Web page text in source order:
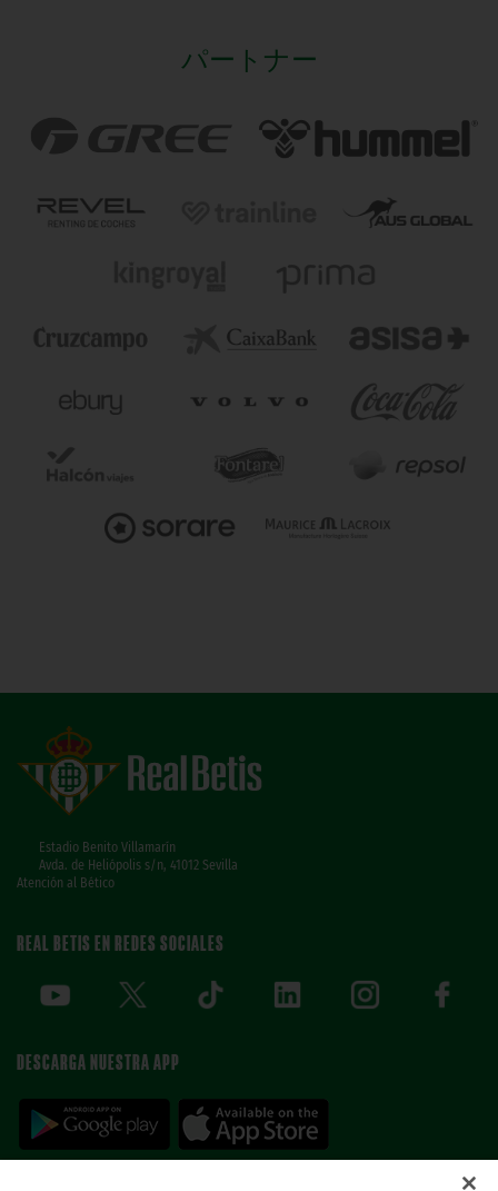
パートナー
Estadio Benito Villamarín
Avda. de Heliópolis s/n, 41012 Sevilla
Atención al Bético
REAL BETIS EN REDES SOCIALES
DESCARGA NUESTRA APP